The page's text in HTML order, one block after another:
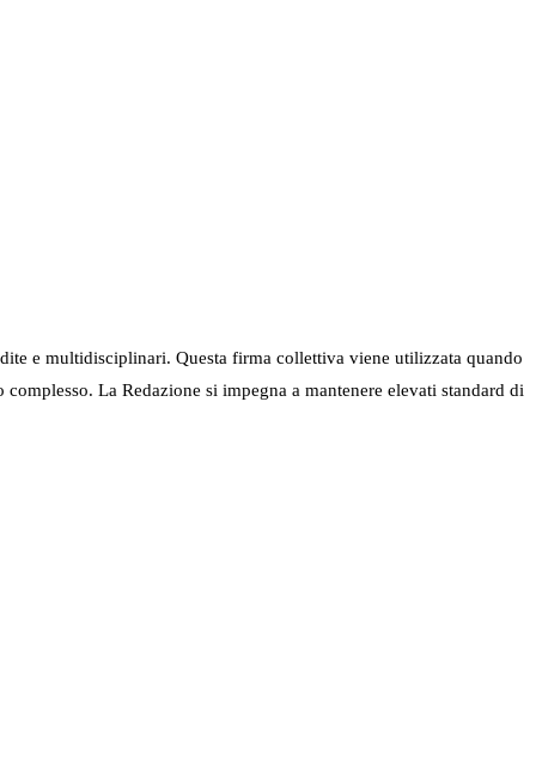
e multidisciplinari. Questa firma collettiva viene utilizzata quando
La Redazione si impegna a mantenere elevati standard di